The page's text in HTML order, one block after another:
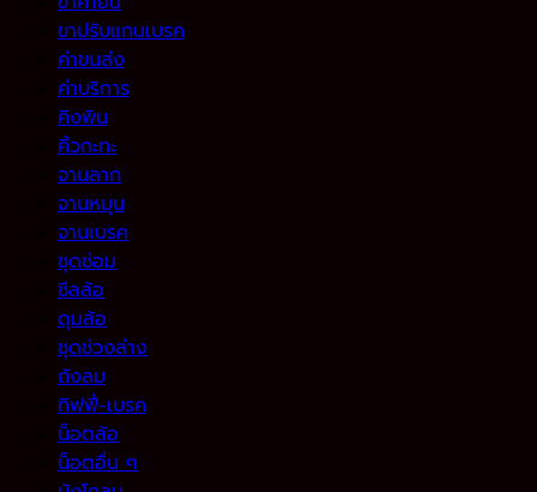
ขาปรับแกนเบรค
ค่าขนส่ง
ค่าบริการ
คิงพิน
คิ้วกะทะ
จานลาก
จานหมุน
จานเบรค
ชุดซ่อม
ซีลล้อ
ดุมล้อ
ชุดช่วงล่าง
ถังลม
ทิฟฟี่-เบรค
น็อตล้อ
น็อตอื่น ๆ